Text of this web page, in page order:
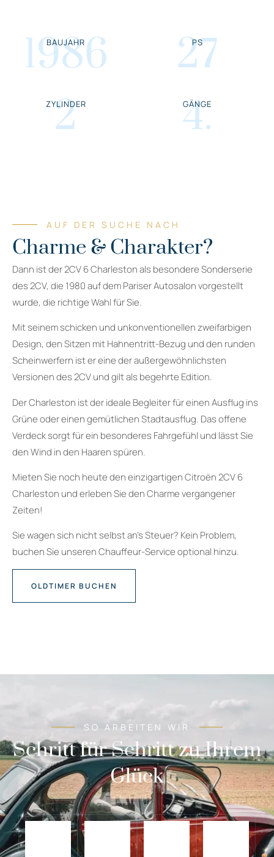
1986
BAUJAHR 27
PS
2
ZYLINDER 4.
GÄNGE
AUF DER SUCHE NACH
Charme & Charakter?
Dann ist der 2CV 6 Charleston als besondere Sonderserie
des 2CV, die 1980 auf dem Pariser Autosalon vorgestellt
wurde, die richtige Wahl für Sie.
Mit seinem schicken und unkonventionellen zweifarbigen
Design, den Sitzen mit Hahnentritt-Bezug und den runden
Scheinwerfern ist er eine der außergewöhnlichsten
Versionen des 2CV und gilt als begehrte Edition.
Der Charleston ist der ideale Begleiter für einen Ausflug ins
Grüne oder einen gemütlichen Stadtausflug. Das offene
Verdeck sorgt für ein besonderes Fahrgefühl und lässt Sie
den Wind in den Haaren spüren.
Mieten Sie noch heute den einzigartigen Citroën 2CV 6
Charleston und erleben Sie den Charme vergangener
Zeiten!
Sie wagen sich nicht selbst an’s Steuer? Kein Problem,
buchen Sie unseren Chauffeur-Service optional hinzu.
OLDTIMER BUCHEN
SO ARBEITEN WIR
Schritt für Schritt zu Ihrem
Glück